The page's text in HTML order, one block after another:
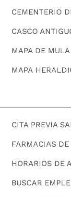
CEMENTERIO
CASCO
MAPA DE
MAPA
CITA PREVIA
FARMACIAS
HORARIOS DE
BUSCAR